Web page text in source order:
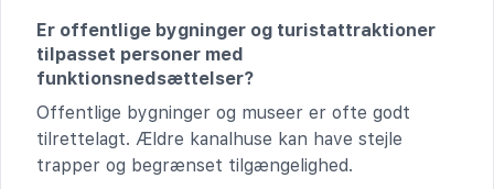
Er offentlige bygninger og turistattraktioner
tilpasset personer med
funktionsnedsættelser?
Offentlige bygninger og museer er ofte godt
tilrettelagt. Ældre kanalhuse kan have stejle
trapper og begrænset tilgængelighed.